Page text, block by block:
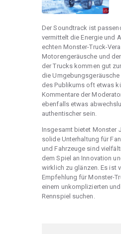
Der Soundtrack ist
vermittelt die Energie und
echten Monster-Truck-
Motorengeräusche und
der Trucks kommen gut
die
des Publikums oft etwas
Kommentare der
ebenfalls etwas
authentischer sein.
Insgesamt bietet Monster
solide Unterhaltung für
und Fahrzeuge sind
dem Spiel an Innovation
wirklich zu glänzen. Es ist
Empfehlung für Monster-
einem unkomplizierten
Rennspiel suchen.